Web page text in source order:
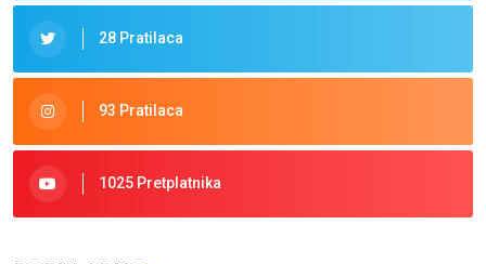
28 Pratilaca
93 Pratilaca
1025 Pretplatnika